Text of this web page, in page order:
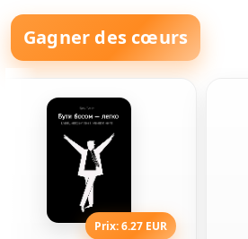
Gagner des cœurs
Prix: 6.27 EUR